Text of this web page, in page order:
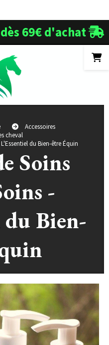
69€ d'achat 
Accessoires
cheval
du Bien-être Équin
-
Bien-